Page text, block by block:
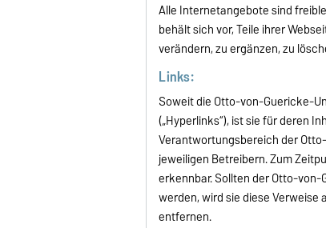
Alle Internetangebote sind
behält sich vor, Teile ihrer
verändern, zu ergänzen, zu
Links:
Soweit die Otto-von-Guericke-
(„Hyperlinks“), ist sie für deren
Verantwortungsbereich der
jeweiligen Betreibern. Zum
erkennbar. Sollten der Otto-
werden, wird sie diese
entfernen.